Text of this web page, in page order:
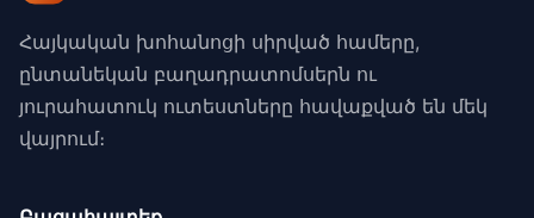
Հայկական խոհանոցի սիրված համերը,
ընտանեկան բաղադրատոմսերն ու
յուրահատուկ ուտեստները հավաքված են մեկ
վայրում։